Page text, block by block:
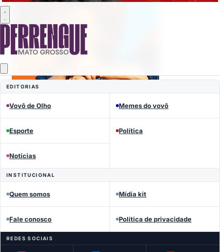
EDITORIAS
Vovô de Olho Memes do vovô
Esporte Política
Notícias
INSTITUCIONAL
Quem somos Mídia kit
Fale conosco Política de privacidade
REDES SOCIAIS
Mais lidas